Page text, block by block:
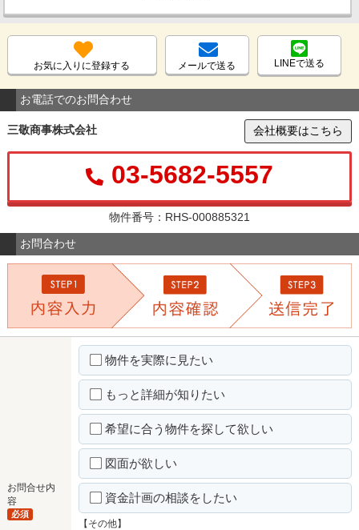
お気に入りに登録する メールで送る LINEで送る
お電話でのお問合わせ
三敬商事株式会社 会社概要はこちら
03-5682-5557
物件番号：RHS-000885321
お問合わせ
お問合せ内
容
必須
物件を実際に見たい
もっと詳細が知りたい
希望に合う物件を探して欲しい
図面が欲しい
資金計画の相談をしたい
【その他】